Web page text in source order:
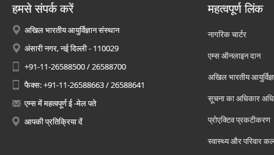
हमसे संपर्क करें
अखिल भारतीय आयुर्विज्ञान संस्थान
अंसारी नगर, नई दिल्ली - 110029
+91-11-26588500 / 26588700
फैक्स: +91-11-26588663 / 26588641
एम्स में महत्वपूर्ण ई -मेल पते
आपकी प्रतिक्रिया दें
महत्वपूर्ण लिंक
नागरिक चार्टर
एम्स ऑनलाइन दान
अखिल भारतीय
सूचना का अधिकार
प्रोएक्टिव प्रकटीकरण
स्वास्थ्य और परिवार